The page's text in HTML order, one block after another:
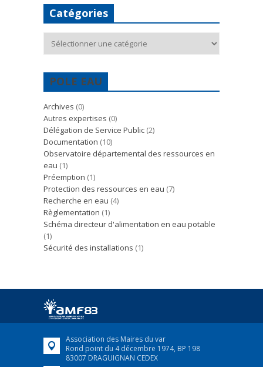
Catégories
POLE EAU
Archives (0)
Autres expertises (0)
Délégation de Service Public (2)
Documentation (10)
Observatoire départemental des ressources en
eau (1)
Préemption (1)
Protection des ressources en eau (7)
Recherche en eau (4)
Règlementation (1)
Schéma directeur d'alimentation en eau potable
(1)
Sécurité des installations (1)
Association des Maires du var
Rond point du 4 décembre 1974, BP 198
83007 DRAGUIGNAN CEDEX